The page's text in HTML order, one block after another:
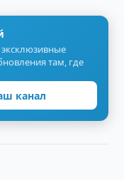
там, где
канал